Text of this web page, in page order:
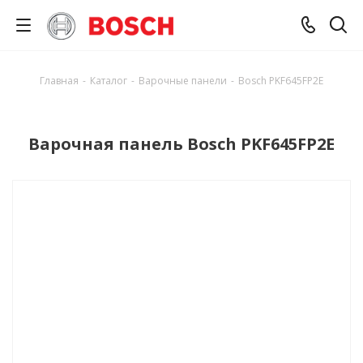
Главная - Каталог - Варочные панели - Bosch PKF645FP2E
Варочная панель Bosch PKF645FP2E